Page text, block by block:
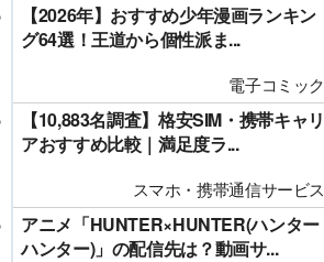
【2026年】おすすめ少年漫画ランキン
グ64選！王道から個性派ま...
電子コミック
【10,883名調査】格安SIM・携帯キャリ
アおすすめ比較｜満足度ラ...
スマホ・携帯通信サービス
アニメ「HUNTER×HUNTER(ハンター
ハンター)」の配信先は？動画サ...